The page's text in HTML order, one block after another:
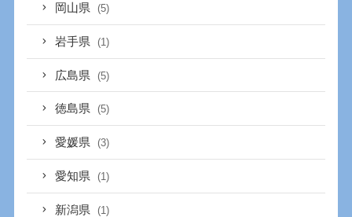
岡山県 (5)
岩手県 (1)
広島県 (5)
徳島県 (5)
愛媛県 (3)
愛知県 (1)
新潟県 (1)